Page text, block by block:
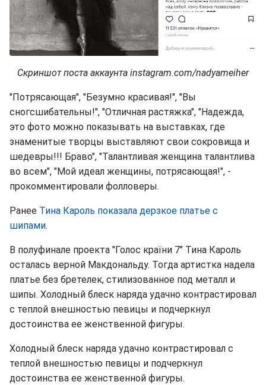
Скриншот поста аккаунта instagram.com/nadyameiher
"Потрясающая", "Безумно красивая!", "Вы
сногсшибательны!", "Отличная растяжка", "Надежда,
это фото можно показывать на выставках, где
знаменитые творцы выставляют свои сокровища и
шедевры!!! Браво", "Талантливая женщина талантлива
во всем", "Мой идеал женщины, потрясающая!", -
прокомментировали фолловеры.
Ранее Тина Кароль показала дерзкое платье с
шипами.
В полуфинале проекта "Голос країни 7" Тина Кароль
осталась верной Макдональду. Тогда артистка надела
платье без бретелек, стилизованное под металл и
шипы. Холодный блеск наряда удачно контрастировал
с теплой внешностью певицы и подчеркнул
достоинства ее женственной фигуры.
Холодный блеск наряда удачно контрастировал с
теплой внешностью певицы и подчеркнул
достоинства ее женственной фигуры.